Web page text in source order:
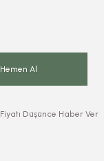
Hemen Al
Fiyatı Düşünce Haber Ver